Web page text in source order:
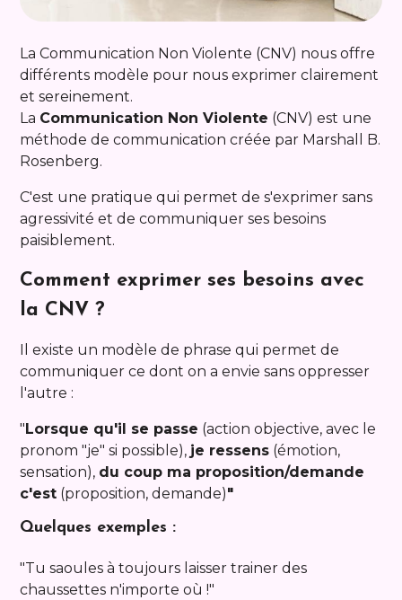
La Communication Non Violente (CNV) nous offre
différents modèle pour nous exprimer clairement
et sereinement.
La Communication Non Violente (CNV) est une
méthode de communication créée par Marshall B.
Rosenberg.
C'est une pratique qui permet de s'exprimer sans
agressivité et de communiquer ses besoins
paisiblement.
Comment exprimer ses besoins avec
la CNV ?
Il existe un modèle de phrase qui permet de
communiquer ce dont on a envie sans oppresser
l'autre :
" Lorsque qu'il se passe (action objective, avec le
pronom "je" si possible), je ressens (émotion,
sensation), du coup ma proposition/demande
c'est (proposition, demande)"
Quelques exemples :
"Tu saoules à toujours laisser trainer des
chaussettes n'importe où !"